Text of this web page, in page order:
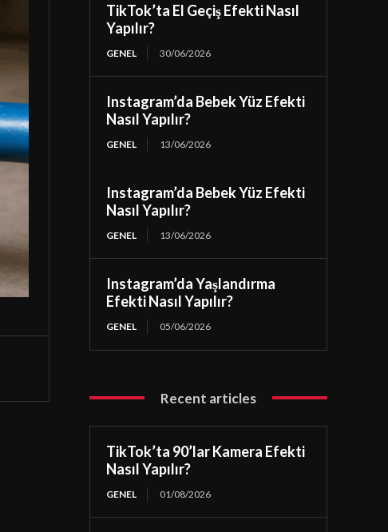
TikTok’ta El Geçiş Efekti Nasıl
Yapılır?
GENEL 30/06/2026
Instagram’da Bebek Yüz Efekti
Nasıl Yapılır?
GENEL 13/06/2026
Instagram’da Bebek Yüz Efekti
Nasıl Yapılır?
GENEL 13/06/2026
Instagram’da Yaşlandırma
Efekti Nasıl Yapılır?
GENEL 05/06/2026
Recent articles
TikTok’ta 90’lar Kamera Efekti
Nasıl Yapılır?
GENEL 01/08/2026